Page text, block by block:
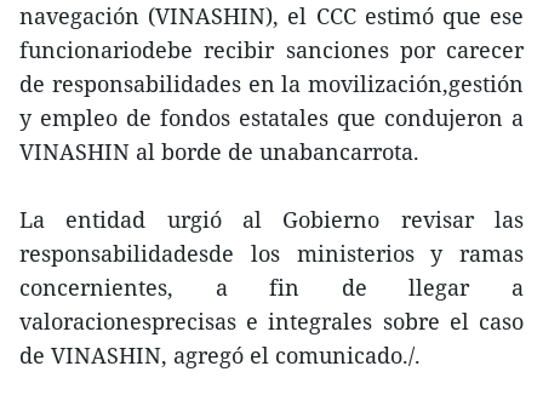
navegación (VINASHIN), el CCC estimó que ese
funcionariodebe recibir sanciones por carecer
de responsabilidades en la movilización,gestión
y empleo de fondos estatales que condujeron a
VINASHIN al borde de unabancarrota.
La entidad urgió al Gobierno revisar las
responsabilidadesde los ministerios y ramas
concernientes, a fin de llegar a
valoracionesprecisas e integrales sobre el caso
de VINASHIN, agregó el comunicado./.